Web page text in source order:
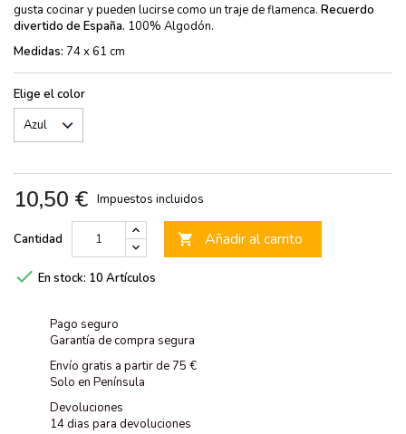
gusta cocinar y pueden lucirse como un traje de flamenca. Recuerdo
divertido de España. 100% Algodón.
Medidas: 74 x 61 cm
Elige el color
10,50 € Impuestos incluidos
Cantidad  Añadir al carrito
 En stock: 10 Artículos
Pago seguro
Garantía de compra segura
Envío gratis a partir de 75 €
Solo en Península
Devoluciones
14 dias para devoluciones